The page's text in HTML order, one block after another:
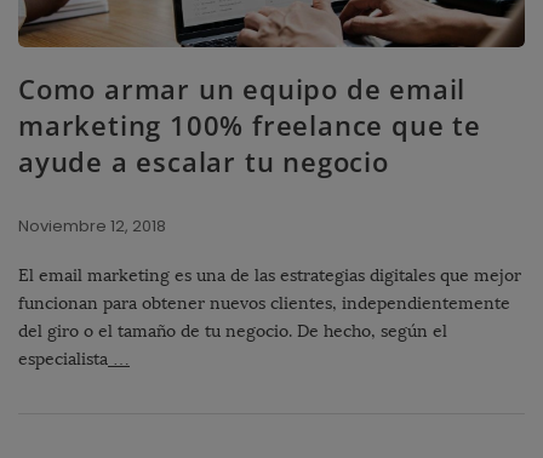
Como armar un equipo de email
marketing 100% freelance que te
ayude a escalar tu negocio
Noviembre 12, 2018
El email marketing es una de las estrategias digitales que mejor
funcionan para obtener nuevos clientes, independientemente
del giro o el tamaño de tu negocio. De hecho, según el
especialista …